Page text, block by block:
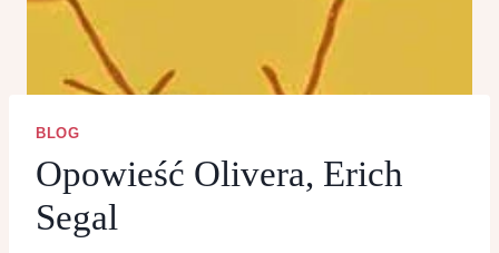
BLOG
Opowieść Olivera, Erich
Segal